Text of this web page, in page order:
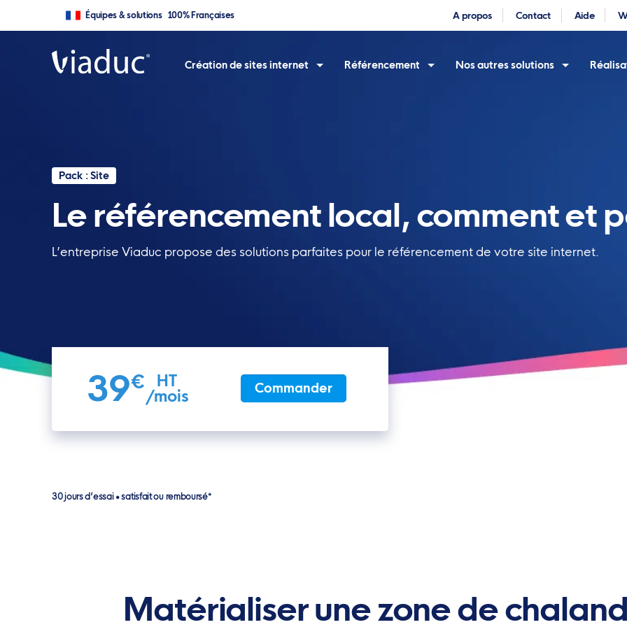
Équipes & solutions 100% Françaises A propos Contact Aide
Création de sites internet Référencement Nos autres solutions
Pack : Site
Le référencement local, comment et
L’entreprise Viaduc propose des solutions parfaites pour le référencement de votre site internet.
39€ HT
/mois Commander
30 jours d’essai • satisfait ou remboursé*
Matérialiser une zone de